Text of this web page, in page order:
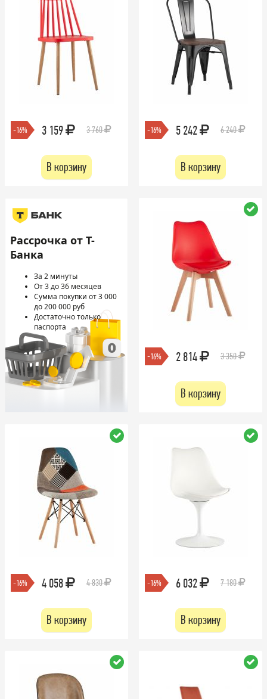
-16% 3 159 3 760
В корзину
-16% 5 242 6 240
В корзину
Рассрочка от Т-
Банка
За 2 минуты
От 3 до 36 месяцев
Сумма покупки от 3 000
до 200 000 руб
Достаточно только
паспорта
-16% 2 814 3 350
В корзину
-16% 4 058 4 830
В корзину
-16% 6 032 7 180
В корзину